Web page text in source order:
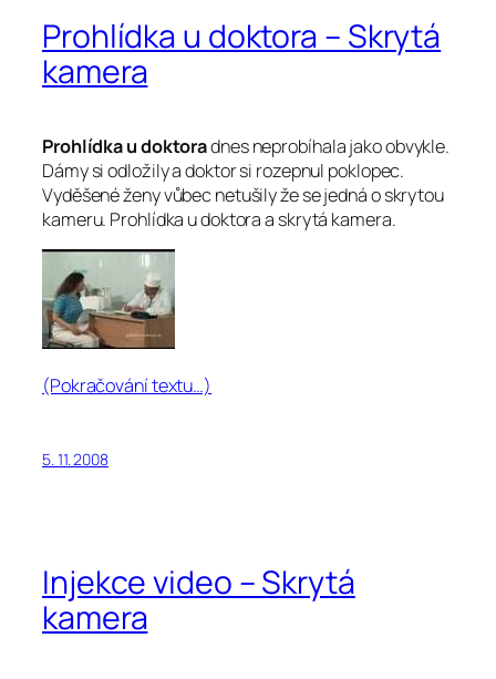
Prohlídka u doktora – Skrytá
kamera
Prohlídka u doktoradnes neprobíhala jako obvykle.
Dámy si odložily a doktor si rozepnul poklopec.
Vyděšené ženy vůbec netušily že se jedná o skrytou
kameru. Prohlídka u doktora a skrytá kamera.
(Pokračování textu…)
5. 11. 2008
Injekce video – Skrytá
kamera